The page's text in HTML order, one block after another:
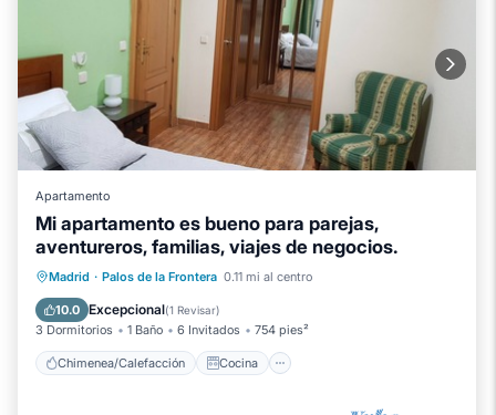
Apartamento
Mi apartamento es bueno para parejas,
aventureros, familias, viajes de negocios.
Madrid · Palos de la Frontera 0.11 mi al centro
10.0 Excepcional(1 Revisar)
3 Dormitorios 1 Baño 6 Invitados 754 pies²
Chimenea/Calefacción Cocina
Chimenea/Calefacción
Cocina
Aire acondicionado